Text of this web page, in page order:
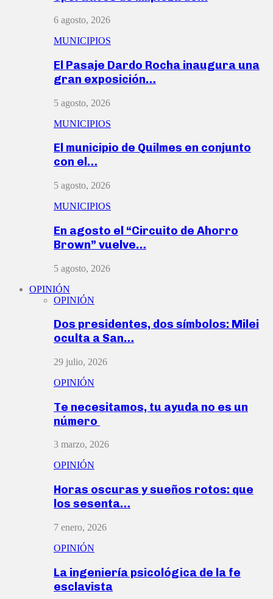
6 agosto, 2026
MUNICIPIOS
El Pasaje Dardo Rocha inaugura una
gran exposición…
5 agosto, 2026
MUNICIPIOS
El municipio de Quilmes en conjunto
con el…
5 agosto, 2026
MUNICIPIOS
En agosto el “Circuito de Ahorro
Brown” vuelve…
5 agosto, 2026
OPINIÓN
OPINIÓN
Dos presidentes, dos símbolos: Milei
oculta a San…
29 julio, 2026
OPINIÓN
Te necesitamos, tu ayuda no es un
número
3 marzo, 2026
OPINIÓN
Horas oscuras y sueños rotos: que
los sesenta…
7 enero, 2026
OPINIÓN
La ingeniería psicológica de la fe
esclavista